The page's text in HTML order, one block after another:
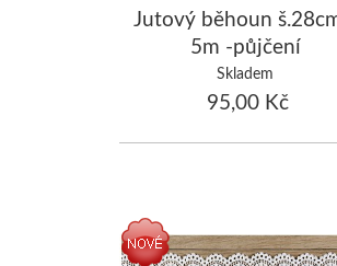
Jutový běhoun
5m -půjčení
Skladem
95,00 Kč